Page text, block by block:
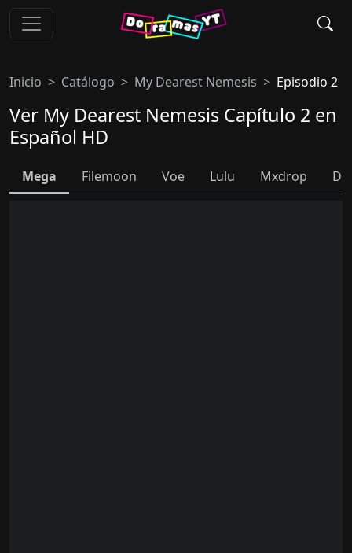
Inicio Catálogo My Dearest Nemesis Episodio 2
Ver My Dearest Nemesis Capítulo 2 en
Español HD
Mega Filemoon Voe Lulu Mxdrop